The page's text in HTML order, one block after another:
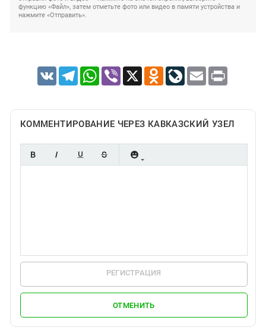
функцию «Файл», затем отметьте фото или видео в памяти устройства и
нажмите «Отправить».
VK TelegramWhatsApp
Viber X Odnoklassniki
LiveJournal
Email Print
КОММЕНТИРОВАНИЕ ЧЕРЕЗ КАВКАЗСКИЙ УЗЕЛ
РЕГИСТРАЦИЯ
ОТМЕНИТЬ